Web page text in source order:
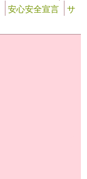
安心安全宣言
サ